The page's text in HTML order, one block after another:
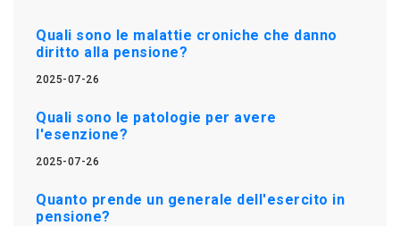
Quali sono le malattie croniche che danno
diritto alla pensione?
2025-07-26
Quali sono le patologie per avere
l'esenzione?
2025-07-26
Quanto prende un generale dell'esercito in
pensione?